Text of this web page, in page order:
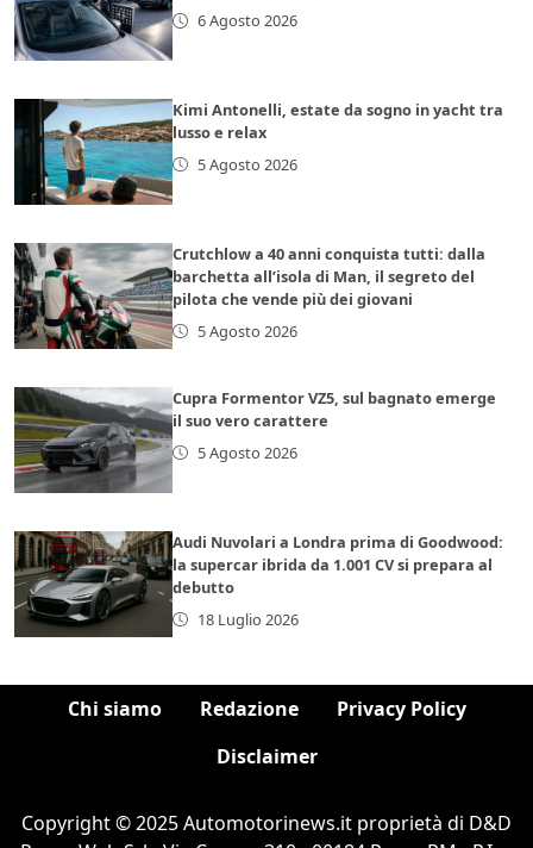
6 Agosto 2026
Kimi Antonelli, estate da sogno in yacht tra
lusso e relax
5 Agosto 2026
Crutchlow a 40 anni conquista tutti: dalla
barchetta all’isola di Man, il segreto del
pilota che vende più dei giovani
5 Agosto 2026
Cupra Formentor VZ5, sul bagnato emerge
il suo vero carattere
5 Agosto 2026
Audi Nuvolari a Londra prima di Goodwood:
la supercar ibrida da 1.001 CV si prepara al
debutto
18 Luglio 2026
Chi siamo Redazione
Privacy Policy
Disclaimer
Copyright © 2025 Automotorinews.it proprietà di D&D